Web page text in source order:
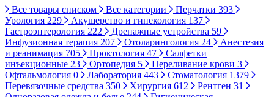
Все товары списком Все категории Перчатки 393
Урология 229 Акушерство и гинекология 137
Гастроэнтерология 222 Дренажные устройства 59
Инфузионная терапия 207 Отоларингология 24
Анестезия
и реанимация 705 Проктология 47
Салфетки
инъекционные 23 Ортопедия 5 Переливание крови 3
Офтальмология 0 Лаборатория 443 Стоматология 1379
Перевязочные средства 350 Хирургия 612 Рентген 31